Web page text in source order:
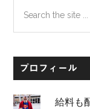
the
プロフィール
給料も